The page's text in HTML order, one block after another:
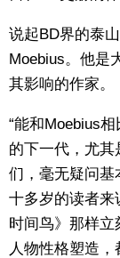
说起BD界的泰
Moebius。他是
其影响的作家。
“能和Moebius
的下一代，尤其
们，毫无疑问基
十多岁的读者来
时间鸟》那样
人物性格塑造